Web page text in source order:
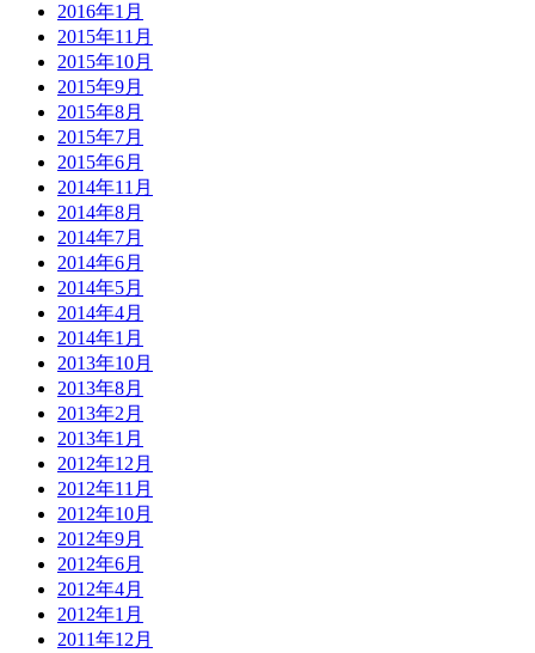
2016年1月
2015年11月
2015年10月
2015年9月
2015年8月
2015年7月
2015年6月
2014年11月
2014年8月
2014年7月
2014年6月
2014年5月
2014年4月
2014年1月
2013年10月
2013年8月
2013年2月
2013年1月
2012年12月
2012年11月
2012年10月
2012年9月
2012年6月
2012年4月
2012年1月
2011年12月